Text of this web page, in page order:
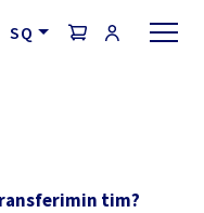
SQ
tim?